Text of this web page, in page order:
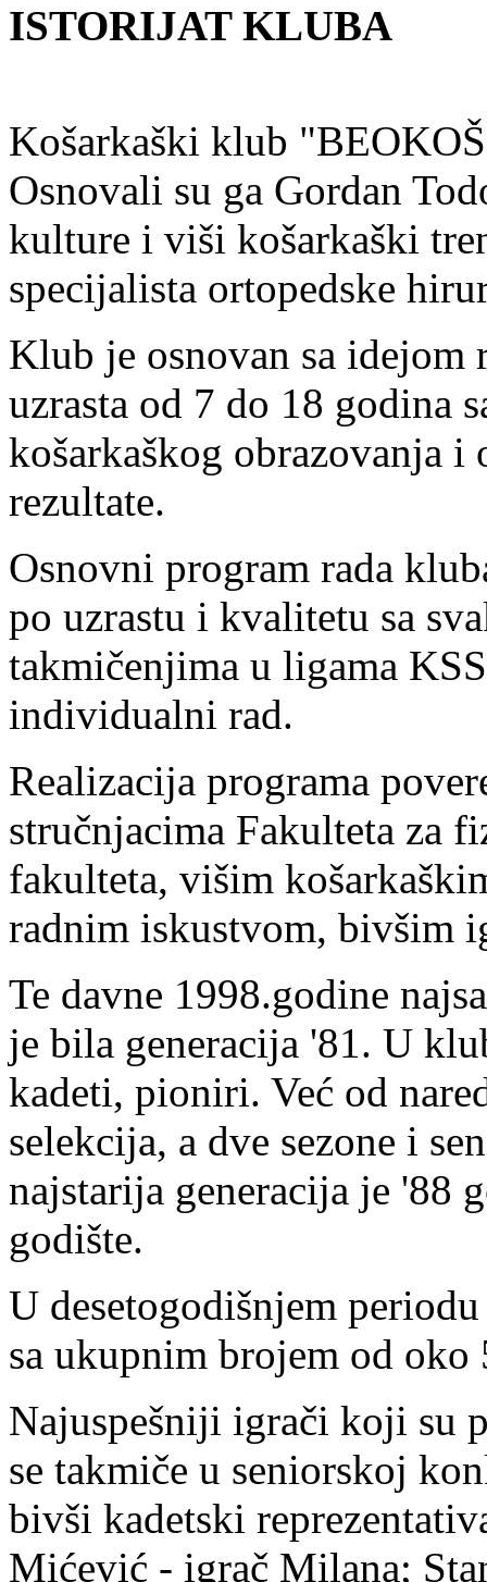
ISTORIJAT KLUBA
Košarkaški klub
Osnovali su ga Gordan
kulture i viši košarkaški
specijalista ortopedske
Klub je osnovan sa idejom
uzrasta od 7 do 18 godina
košarkaškog obrazovanja i
rezultate.
Osnovni program rada
po uzrastu i kvalitetu sa
takmičenjima u ligama
individualni rad.
Realizacija programa
stručnjacima Fakulteta za
fakulteta, višim
radnim iskustvom, bivšim
Te davne 1998.godine
je bila generacija '81. U
kadeti, pioniri. Već od
selekcija, a dve sezone i
najstarija generacija je '88
godište.
U desetogodišnjem
sa ukupnim brojem od oko
Najuspešniji igrači koji su
se takmiče u seniorskoj
bivši kadetski
Mićević - igrač Milana;